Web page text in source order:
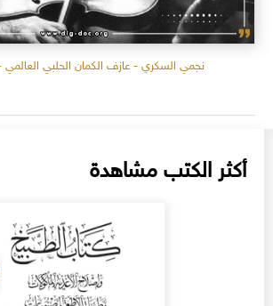
نجمي السكري - عازف الكمان الحلبي العالمي -
أكثر الكتب مشاهدة